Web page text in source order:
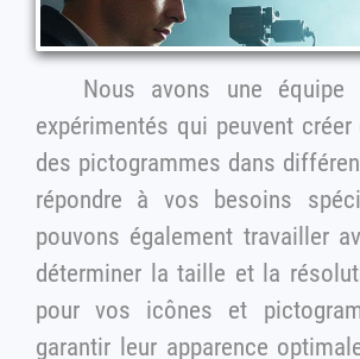
Nous avons une équipe de designers
expérimentés qui peuvent
des pictogrammes dans
répondre à vos besoins spécifiques. Nous
pouvons également travailler avec
déterminer la taille et la
pour vos icônes et pictogrammes afin de
garantir leur apparence optimale sur